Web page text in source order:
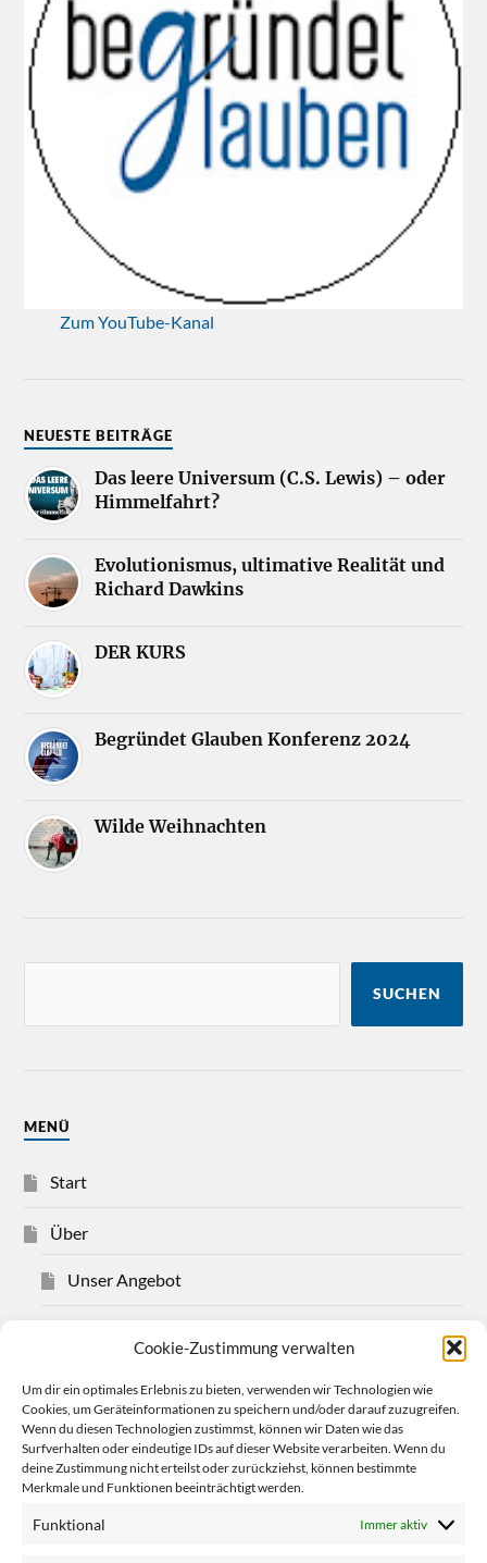
Cookie-Zustimmung verwalten
Um dir ein optimales Erlebnis zu bieten, verwenden wir Technologien wie
Cookies, um Geräteinformationen zu speichern und/oder darauf zuzugreifen.
Wenn du diesen Technologien zustimmst, können wir Daten wie das
Surfverhalten oder eindeutige IDs auf dieser Website verarbeiten. Wenn du
deine Zustimmung nicht erteilst oder zurückziehst, können bestimmte
Merkmale und Funktionen beeinträchtigt werden.
Funktional Immer aktiv
Zum YouTube-Kanal
NEUESTE BEITRÄGE
Das leere Universum (C.S. Lewis) – oder
Himmelfahrt?
Evolutionismus, ultimative Realität und
Richard Dawkins
DER KURS
Begründet Glauben Konferenz 2024
Wilde Weihnachten
SUCHEN
MENÜ
Start
Über
Unser Angebot
Impressum
Datenschutzerklärung
Cookie-Richtlinie (EU)
Mehr